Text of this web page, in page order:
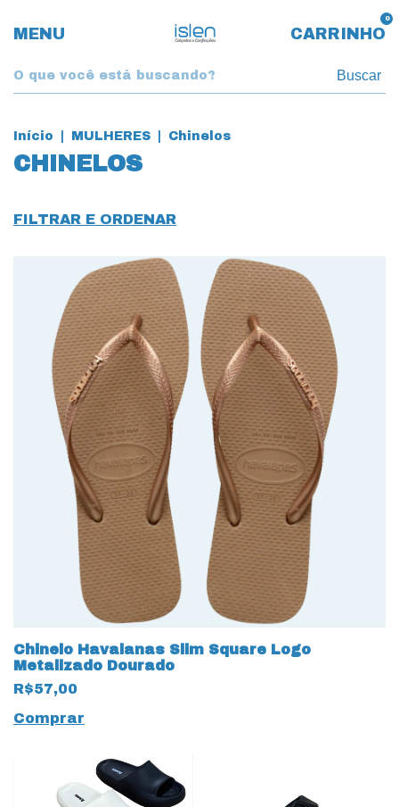
MENU CARRINHO
0
Buscar
Início MULHERES Chinelos
CHINELOS
FILTRAR E ORDENAR
Chinelo Havaianas Slim Square Logo
Metalizado Dourado
R$57,00
Comprar